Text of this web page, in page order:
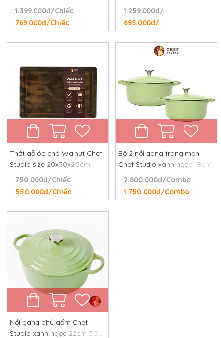
cm, chống dính tự nhiên,
chống rỉ, chống xước
1.399.000đ/Chiếc
769.000đ/Chiếc
đường kính 24 cm
1.259.000đ/
695.000đ/
Thớt gỗ óc chó Walnut Chef
Studio size 20x30x2.5cm
750.000đ/Chiếc
550.000đ/Chiếc
Bộ 2 nồi gang tráng men
Chef Studio xanh ngọc 18cm
2.800.000đ/Combo
1.750.000đ/Combo
Nồi gang phủ gốm Chef
Studio xanh ngọc 22cm 3.3L